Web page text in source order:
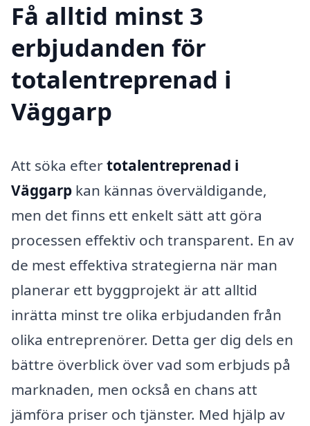
Få alltid minst 3
erbjudanden för
totalentreprenad i
Väggarp
Att söka eftertotalentreprenad i
Väggarp kan kännas överväldigande,
men det finns ett enkelt sätt att göra
processen effektiv och transparent. En av
de mest effektiva strategierna när man
planerar ett byggprojekt är att alltid
inrätta minst tre olika erbjudanden från
olika entreprenörer. Detta ger dig dels en
bättre överblick över vad som erbjuds på
marknaden, men också en chans att
jämföra priser och tjänster. Med hjälp av